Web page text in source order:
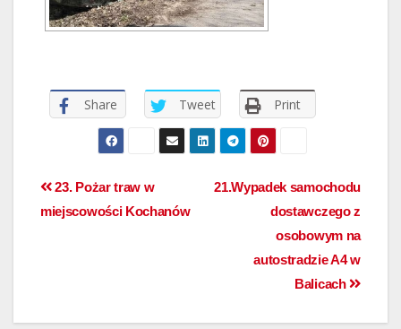
Share Tweet Print
21.Wypadek samochodu
dostawczego z
osobowym na
autostradzie A4 w
Balicach
23. Pożar traw w
miejscowości Kochanów